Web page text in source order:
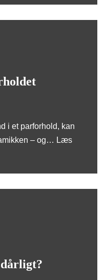
i et parforhold, kan
– og… Læs